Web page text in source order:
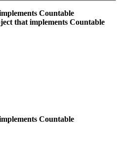
Countable
that implements Countable
Countable